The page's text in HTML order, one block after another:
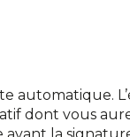
automatique.
dont vous